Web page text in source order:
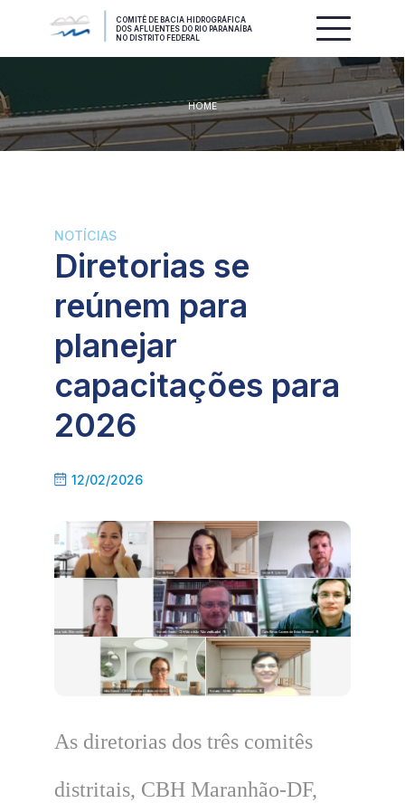
COMITÊ DE BACIA HIDROGRÁFICA
DOS AFLUENTES DO RIO PARANAÍBA
NO DISTRITO FEDERAL
HOME
NOTÍCIAS
Diretorias se
reúnem para
planejar
capacitações para
2026
12/02/2026
As diretorias dos três comitês
distritais, CBH Maranhão-DF,